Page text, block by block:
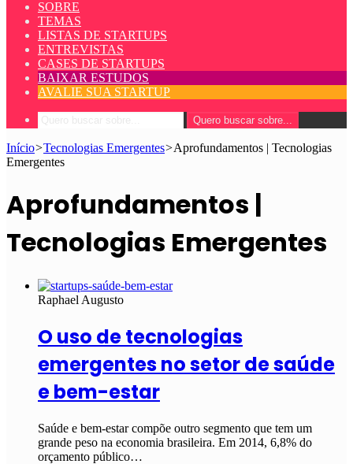
SOBRE
TEMAS
LISTAS DE STARTUPS
ENTREVISTAS
CASES DE STARTUPS
BAIXAR ESTUDOS
AVALIE SUA STARTUP
Quero buscar sobre...
Início>Tecnologias Emergentes>Aprofundamentos | Tecnologias
Emergentes
Aprofundamentos |
Tecnologias Emergentes
Raphael Augusto
O uso de tecnologias
emergentes no setor de saúde
e bem-estar
Saúde e bem-estar compõe outro segmento que tem um
grande peso na economia brasileira. Em 2014, 6,8% do
orçamento público…